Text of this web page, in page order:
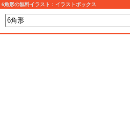
6角形の無料イラスト：イラストボックス